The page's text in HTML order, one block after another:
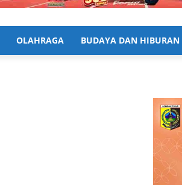
OLAHRAGA BUDAYA DAN HIBURAN